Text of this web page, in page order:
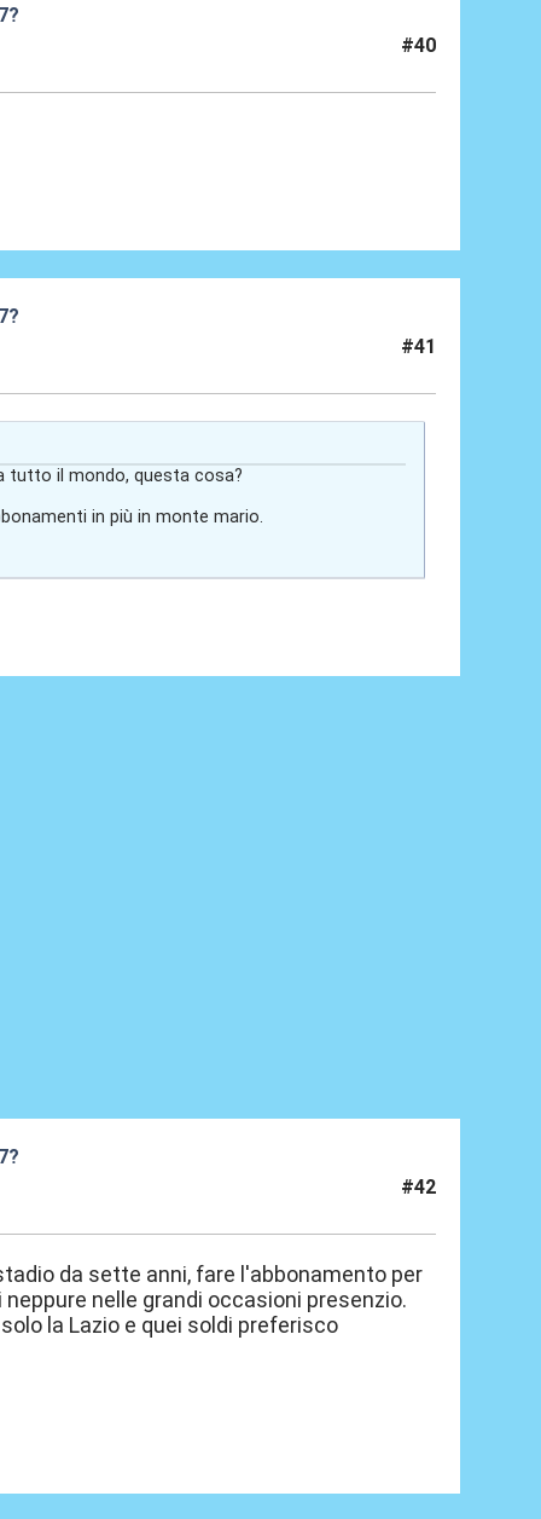
#40
#41
tutto il mondo, questa cosa?
in più in monte mario.
#42
da sette anni, fare l'abbonamento per
nelle grandi occasioni presenzio.
la Lazio e quei soldi preferisco